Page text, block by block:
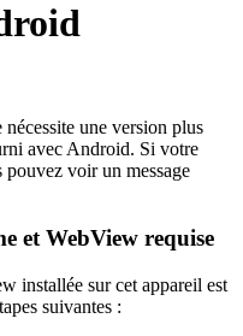
une version plus
avec Android. Si votre
voir un message
et WebView requise
installée sur cet appareil est
suivantes :